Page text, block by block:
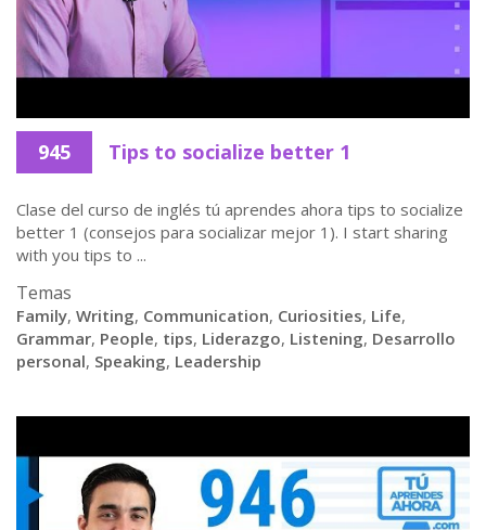
945 Tips to socialize better 1
Clase del curso de inglés tú aprendes ahora tips to socialize
better 1 (consejos para socializar mejor 1). I start sharing
with you tips to ...
Temas
Family, Writing, Communication, Curiosities, Life,
Grammar, People, tips, Liderazgo, Listening, Desarrollo
personal, Speaking, Leadership